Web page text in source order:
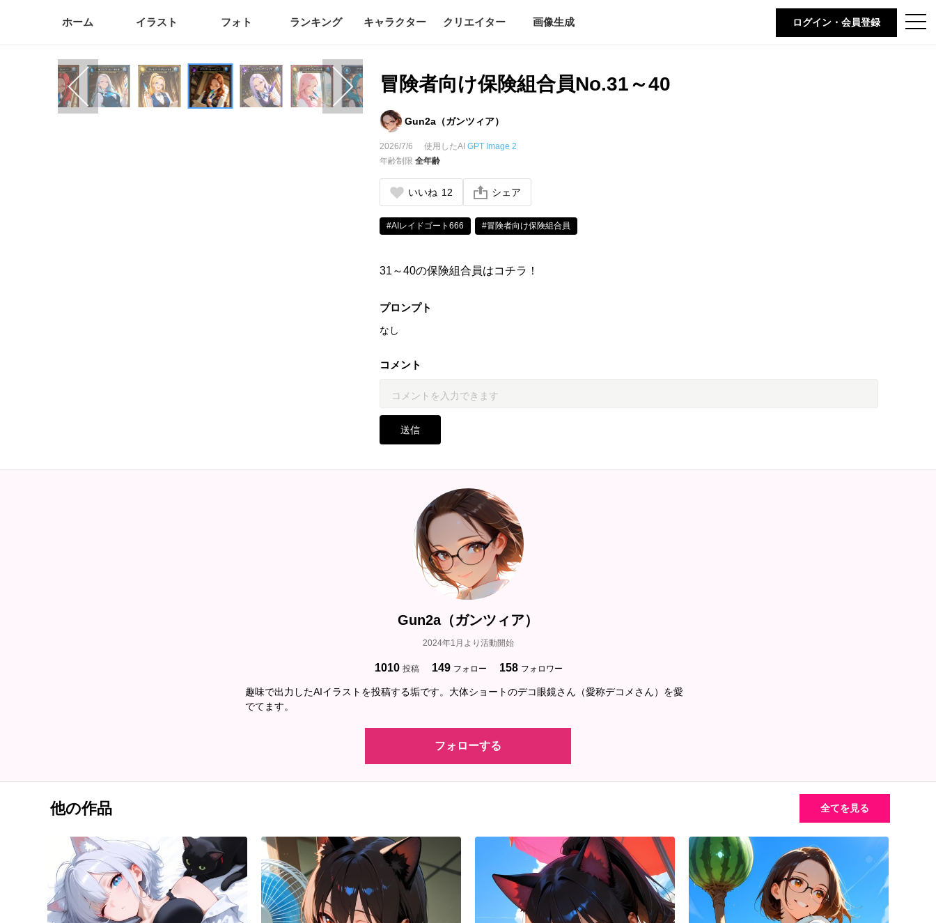
t
o
ホーム イラスト フォト ランキング キャラクター クリエイター 画像生成 ログイン・会員登録
冒険者向け保険組合員No.31～40
Gun2a（ガンツィア）
2026/7/6 使用したAIGPT Image 2
年齢制限全年齢
いいね 12 シェア
#AIレイドゴート666 #冒険者向け保険組合員
31～40の保険組合員はコチラ！
プロンプト
なし
コメント
送信
Gun2a（ガンツィア）
2024年1月より活動開始
1010 投稿 149 フォロー 158 フォロワー
趣味で出力したAIイラストを投稿する垢です。大体ショートのデコ眼鏡さん（愛称デコメさん）を愛
でてます。
フォローする
他の作品 全てを見る